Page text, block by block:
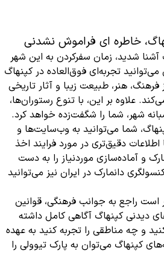
خاطره ای فراموش نشدنی
شدید، زمان سفرکردن به این شهر
تجربه‌ای فوق‌العاده در کپنهاگ
هنر، طبیعت زیبا و آثار تاریخی
علاوه بر این، با تنوع رستوران‌ها،
شهر، شما را شگفت‌زده خواهد کرد.
شما می‌توانید به وب‌سایت‌ها و
اطلاعات دقیق‌تری در مورد فرایند اخذ
و آماده‌سازی موردنیاز را به دست
دانمارک در ایران نیز می‌توانید
راجع به جوانب فرهنگی، قوانین
دیدنی کپنهاگ آگاهی کامل داشته
و چه مناطقی را تجربه کنید به عهده
کپنهاگ می‌توان به پارک تیوولی را